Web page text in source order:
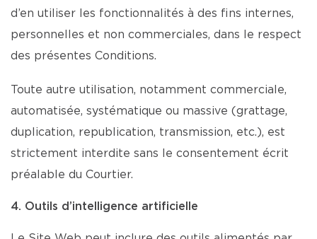
d’en utiliser les fonctionnalités à des fins internes,
personnelles et non commerciales, dans le respect
des présentes Conditions.
Toute autre utilisation, notamment commerciale,
automatisée, systématique ou massive (grattage,
duplication, republication, transmission, etc.), est
strictement interdite sans le consentement écrit
préalable du Courtier.
4. Outils d’intelligence artificielle